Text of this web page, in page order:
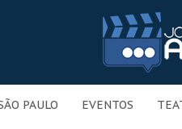
PAULO EVENTOS